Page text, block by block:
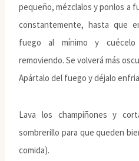
pequeño, mézclalos y ponlos a
constantemente, hasta que
fuego al mínimo y
removiendo. Se volverá más
Apártalo del fuego y déjalo
Lava los champiñones y
sombrerillo para que queden
comida).